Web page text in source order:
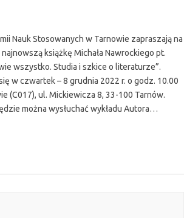
Nauk Stosowanych w Tarnowie zapraszają na
książkę Michała Nawrockiego pt.
wszystko. Studia i szkice o literaturze”.
w czwartek – 8 grudnia 2022 r. o godz. 10.00
(C017), ul. Mickiewicza 8, 33-100 Tarnów.
można wysłuchać wykładu Autora…